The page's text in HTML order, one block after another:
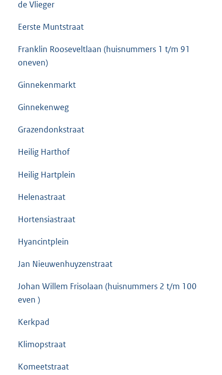
de Vlieger
Eerste Muntstraat
Franklin Rooseveltlaan (huisnummers 1 t/m 91
oneven)
Ginnekenmarkt
Ginnekenweg
Grazendonkstraat
Heilig Harthof
Heilig Hartplein
Helenastraat
Hortensiastraat
Hyancintplein
Jan Nieuwenhuyzenstraat
Johan Willem Frisolaan (huisnummers 2 t/m 100
even )
Kerkpad
Klimopstraat
Komeetstraat